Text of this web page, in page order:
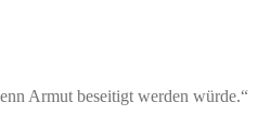
Armut beseitigt werden würde.“